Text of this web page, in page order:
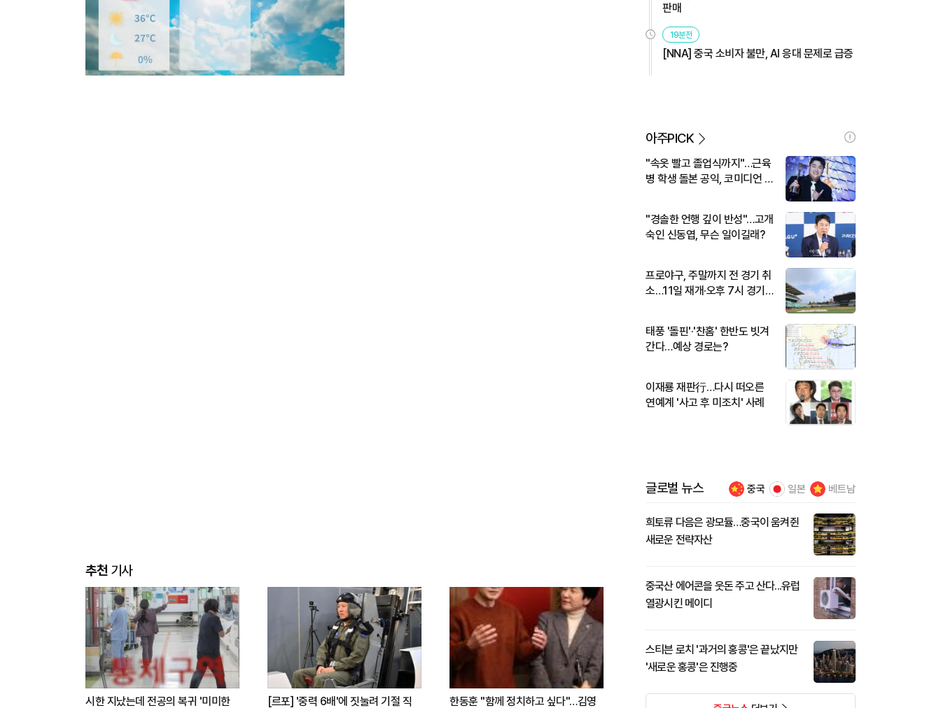
추천기사
시한 지났는데 전공의 복귀 '미미한
[르포] '중력 6배'에 짓눌려 기절 직
한동훈 "함께 정치하고 싶다"…김영
판매
19분전
[NNA] 중국 소비자 불만, AI 응대 문제로 급증
아주PICK
"속옷 빨고 졸업식까지"…근육
병 학생 돌본 공익, 코미디언 김
"경솔한 언행 깊이 반성"…고개
숙인 신동엽, 무슨 일이길래?
프로야구, 주말까지 전 경기 취
소…11일 재개·오후 7시 경기
태풍 '돌핀'·'찬홈' 한반도 빗겨
간다…예상 경로는?
이재룡 재판行…다시 떠오른
연예계 '사고 후 미조치' 사례
글로벌 뉴스 중국 일본 베트남
희토류 다음은 광모듈…중국이 움켜쥔
새로운 전략자산
중국산 에어콘을 웃돈 주고 산다...유럽
열광시킨 메이디
스티븐 로치 '과거의 홍콩'은 끝났지만
'새로운 홍콩'은 진행중